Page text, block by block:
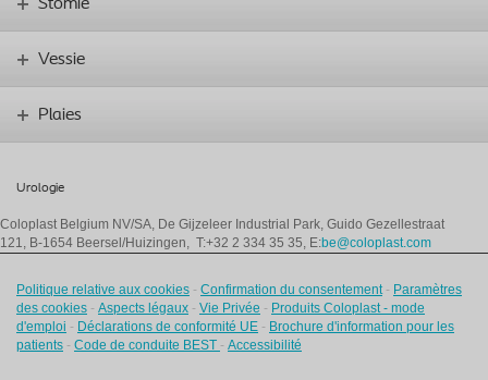
Stomie
Vessie
Plaies
Urologie
Coloplast Belgium NV/SA, De Gijzeleer Industrial Park, Guido Gezellestraat
121, B-1654 Beersel/Huizingen, T:+32 2 334 35 35, E:be@coloplast.com
Politique relative aux cookies - Confirmation du consentement- Paramètres
des cookies - Aspects légaux - Vie Privée - Produits Coloplast - mode
d'emploi - Déclarations de conformité UE - Brochure d'information pour les
patients - Code de conduite BEST - Accessibilité